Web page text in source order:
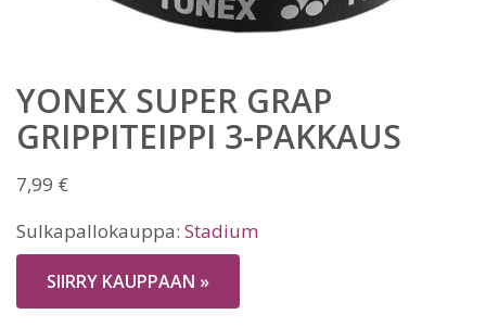
YONEX SUPER GRAP
GRIPPITEIPPI 3-PAKKAUS
7,99 €
Sulkapallokauppa: Stadium
SIIRRY KAUPPAAN »